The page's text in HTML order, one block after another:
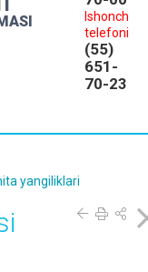
Ishonch
telefoni
(55)
651-
70-23
yangiliklari